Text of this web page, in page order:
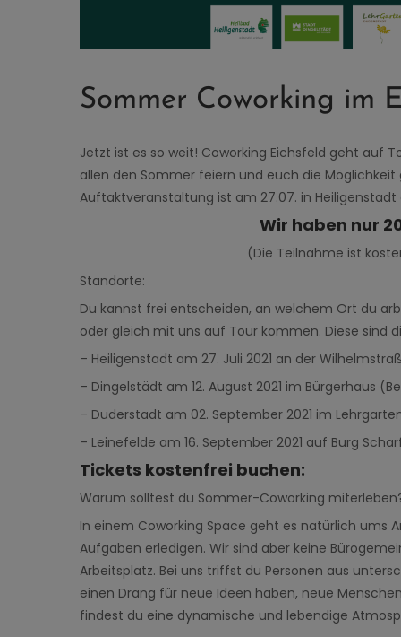
Sommer Coworking im
Jetzt ist es so weit! Coworking Eichsfeld geht auf
allen den Sommer feiern und euch die Möglichkeit
Auftaktveranstaltung ist am 27.07. in Heiligenstadt
Wir haben nur
(Die Teilnahme ist
Standorte:
Du kannst frei entscheiden, an welchem Ort du
oder gleich mit uns auf Tour kommen. Diese sind
– Heiligenstadt am 27. Juli 2021 an der
– Dingelstädt am 12. August 2021 im Bürgerhaus
– Duderstadt am 02. September 2021 im
– Leinefelde am 16. September 2021 auf Burg
Tickets kostenfrei buchen:
Warum solltest du Sommer-Coworking
In einem Coworking Space geht es natürlich ums
Aufgaben erledigen. Wir sind aber keine
Arbeitsplatz. Bei uns triffst du Personen aus
einen Drang für neue Ideen haben, neue
findest du eine dynamische und lebendige